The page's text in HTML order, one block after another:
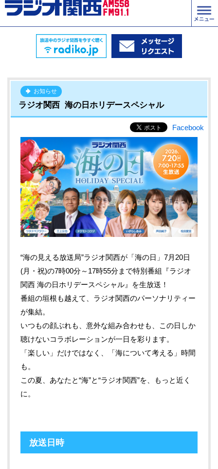
お知らせ
ラジオ関西 海の日ホリデースペシャル
Facebook
“海の見える放送局”ラジオ関西が「海の日」7月20日
(月・祝)の7時00分～17時55分まで特別番組『ラジオ
関西 海の日ホリデースペシャル』を生放送！
番組の垣根も越えて、ラジオ関西のパーソナリティー
が集結。
いつもの顔ぶれも、意外な組み合わせも、この日しか
聴けないコラボレーションが一日を彩ります。
「楽しい」だけではなく、「海について考える」時間
も。
この夏、あなたと“海”と“ラジオ関西”を、もっと近く
に。
放送日時